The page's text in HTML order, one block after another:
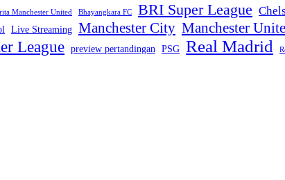
Manchester United Bhayangkara FC BRI Super League
Live Streaming Manchester City Manchester
League preview pertandingan PSG Real Madrid